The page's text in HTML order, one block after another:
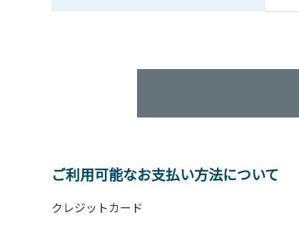
ご利用可能なお支払い方法について
クレジットカード